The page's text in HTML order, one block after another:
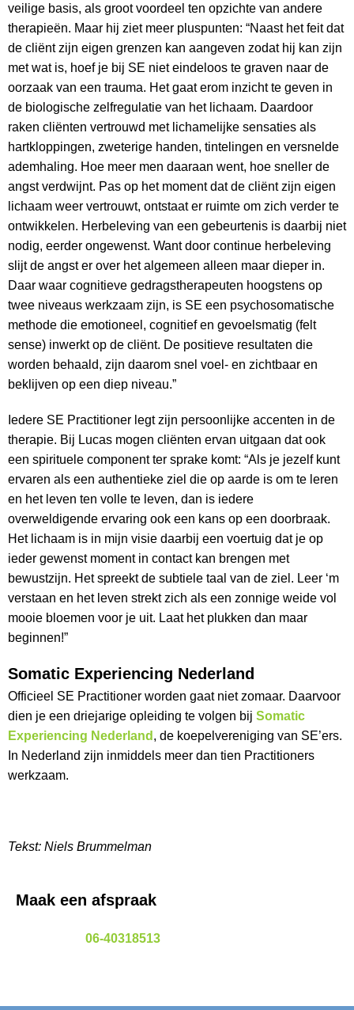
veilige basis, als groot voordeel ten opzichte van andere
therapieën. Maar hij ziet meer pluspunten: “Naast het feit dat
de cliënt zijn eigen grenzen kan aangeven zodat hij kan zijn
met wat is, hoef je bij SE niet eindeloos te graven naar de
oorzaak van een trauma. Het gaat erom inzicht te geven in
de biologische zelfregulatie van het lichaam. Daardoor
raken cliënten vertrouwd met lichamelijke sensaties als
hartkloppingen, zweterige handen, tintelingen en versnelde
ademhaling. Hoe meer men daaraan went, hoe sneller de
angst verdwijnt. Pas op het moment dat de cliënt zijn eigen
lichaam weer vertrouwt, ontstaat er ruimte om zich verder te
ontwikkelen. Herbeleving van een gebeurtenis is daarbij niet
nodig, eerder ongewenst. Want door continue herbeleving
slijt de angst er over het algemeen alleen maar dieper in.
Daar waar cognitieve gedragstherapeuten hoogstens op
twee niveaus werkzaam zijn, is SE een psychosomatische
methode die emotioneel, cognitief en gevoelsmatig (felt
sense) inwerkt op de cliënt. De positieve resultaten die
worden behaald, zijn daarom snel voel- en zichtbaar en
beklijven op een diep niveau.”
Iedere SE Practitioner legt zijn persoonlijke accenten in de
therapie. Bij Lucas mogen cliënten ervan uitgaan dat ook
een spirituele component ter sprake komt: “Als je jezelf kunt
ervaren als een authentieke ziel die op aarde is om te leren
en het leven ten volle te leven, dan is iedere
overweldigende ervaring ook een kans op een doorbraak.
Het lichaam is in mijn visie daarbij een voertuig dat je op
ieder gewenst moment in contact kan brengen met
bewustzijn. Het spreekt de subtiele taal van de ziel. Leer ‘m
verstaan en het leven strekt zich als een zonnige weide vol
mooie bloemen voor je uit. Laat het plukken dan maar
beginnen!”
Somatic Experiencing Nederland
Officieel SE Practitioner worden gaat niet zomaar. Daarvoor
dien je een driejarige opleiding te volgen bij Somatic
Experiencing Nederland , de koepelvereniging van SE’ers.
In Nederland zijn inmiddels meer dan tien Practitioners
werkzaam.
Tekst: Niels Brummelman
Maak een afspraak
06-40318513